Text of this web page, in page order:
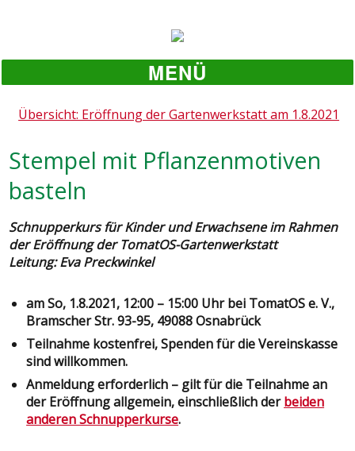
MENÜ
Übersicht: Eröffnung der Gartenwerkstatt am 1.8.2021
Stempel mit Pflanzenmotiven
basteln
Schnupperkurs für Kinder und Erwachsene im Rahmen
der Eröffnung der TomatOS-Gartenwerkstatt
Leitung: Eva Preckwinkel
am So, 1.8.2021, 12:00 – 15:00 Uhr bei TomatOS e. V.,
Bramscher Str. 93-95, 49088 Osnabrück
Teilnahme kostenfrei, Spenden für die Vereinskasse
sind willkommen.
Anmeldung erforderlich – gilt für die Teilnahme an
der Eröffnung allgemein, einschließlich derbeiden
anderen Schnupperkurse.